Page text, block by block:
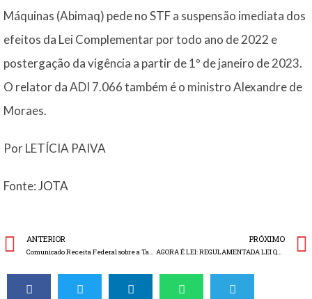
Máquinas (Abimaq) pede no STF a suspensão imediata dos
efeitos da Lei Complementar por todo ano de 2022 e
postergação da vigência a partir de 1º de janeiro de 2023.
O relator da ADI 7.066 também é o ministro Alexandre de
Moraes.
Por LETÍCIA PAIVA
Fonte:JOTA
ANTERIOR PRÓXIMO
AGORA É LEI: REGULAMENTADA LEI QUE ISENTA ICMS DO ARROZ E FEIJÃO